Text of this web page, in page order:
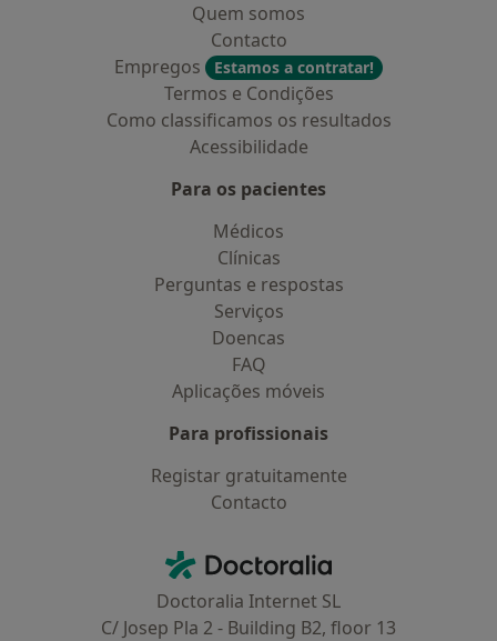
Quem somos
Contacto
Empregos
Estamos a contratar!
Termos e Condições
Como classificamos os resultados
Acessibilidade
Para os pacientes
Médicos
Clínicas
Perguntas e respostas
Serviços
Doencas
FAQ
Aplicações móveis
Para profissionais
Registar gratuitamente
Contacto
Doctoralia - Homepage
Doctoralia Internet SL
C/ Josep Pla 2 - Building B2, floor 13